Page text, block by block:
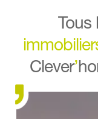
Tous
Clever’